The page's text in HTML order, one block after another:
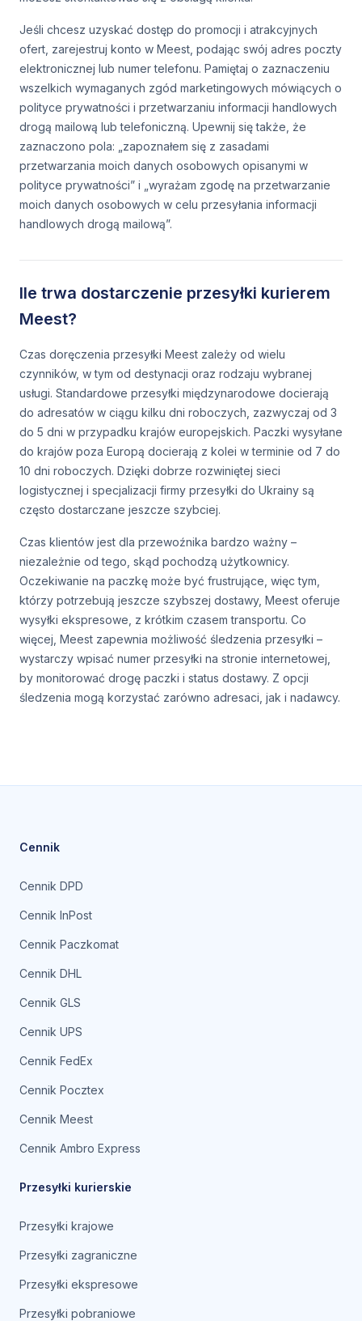
Jeśli chcesz uzyskać dostęp do promocji i atrakcyjnych
ofert, zarejestruj konto w Meest, podając swój adres poczty
elektronicznej lub numer telefonu. Pamiętaj o zaznaczeniu
wszelkich wymaganych zgód marketingowych mówiących o
polityce prywatności i przetwarzaniu informacji handlowych
drogą mailową lub telefoniczną. Upewnij się także, że
zaznaczono pola: „zapoznałem się z zasadami
przetwarzania moich danych osobowych opisanymi w
polityce prywatności” i „wyrażam zgodę na przetwarzanie
moich danych osobowych w celu przesyłania informacji
handlowych drogą mailową”.
Ile trwa dostarczenie przesyłki kurierem
Meest?
Czas doręczenia przesyłki Meest zależy od wielu
czynników, w tym od destynacji oraz rodzaju wybranej
usługi. Standardowe przesyłki międzynarodowe docierają
do adresatów w ciągu kilku dni roboczych, zazwyczaj od 3
do 5 dni w przypadku krajów europejskich. Paczki wysyłane
do krajów poza Europą docierają z kolei w terminie od 7 do
10 dni roboczych. Dzięki dobrze rozwiniętej sieci
logistycznej i specjalizacji firmy przesyłki do Ukrainy są
często dostarczane jeszcze szybciej.
Czas klientów jest dla przewoźnika bardzo ważny –
niezależnie od tego, skąd pochodzą użytkownicy.
Oczekiwanie na paczkę może być frustrujące, więc tym,
którzy potrzebują jeszcze szybszej dostawy, Meest oferuje
wysyłki ekspresowe, z krótkim czasem transportu. Co
więcej, Meest zapewnia możliwość śledzenia przesyłki –
wystarczy wpisać numer przesyłki na stronie internetowej,
by monitorować drogę paczki i status dostawy. Z opcji
śledzenia mogą korzystać zarówno adresaci, jak i nadawcy.
Cennik
Cennik DPD
Cennik InPost
Cennik Paczkomat
Cennik DHL
Cennik GLS
Cennik UPS
Cennik FedEx
Cennik Pocztex
Cennik Meest
Cennik Ambro Express
Przesyłki kurierskie
Przesyłki krajowe
Przesyłki zagraniczne
Przesyłki ekspresowe
Przesyłki pobraniowe